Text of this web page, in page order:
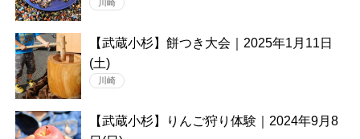
川崎
【武蔵小杉】餅つき大会｜2025年1月11日
(土)
川崎
【武蔵小杉】りんご狩り体験｜2024年9月8